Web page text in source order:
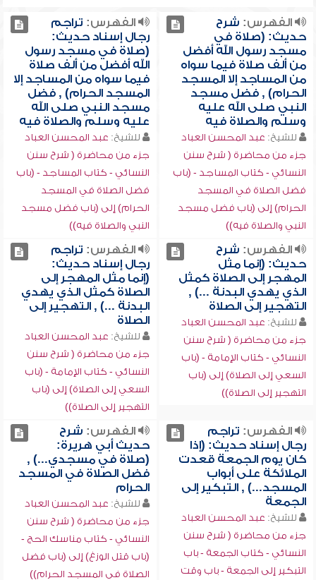
الفهرس: شرح
حديث: (صلاة في
مسجد رسول الله أفضل
من ألف صلاة فيما سواه
من المساجد إلا المسجد
الحرام) , فضل مسجد
النبي صلى الله عليه
وسلم والصلاة فيه
للشيخ: عبد المحسن العباد
جزء من محاضرة ( شرح سنن
النسائي - كتاب المساجد - (باب
فضل الصلاة في المسجد
الحرام) إلى (باب فضل مسجد
النبي والصلاة فيه))
الفهرس: تراجم
رجال إسناد حديث:
(صلاة في مسجد رسول
الله أفضل من ألف صلاة
فيما سواه من المساجد إلا
المسجد الحرام) , فضل
مسجد النبي صلى الله
عليه وسلم والصلاة فيه
للشيخ: عبد المحسن العباد
جزء من محاضرة ( شرح سنن
النسائي - كتاب المساجد - (باب
فضل الصلاة في المسجد
الحرام) إلى (باب فضل مسجد
النبي والصلاة فيه))
الفهرس: شرح
حديث: (إنما مثل
المهجر إلى الصلاة كمثل
الذي يهدي البدنة ...) ,
التهجير إلى الصلاة
للشيخ: عبد المحسن العباد
جزء من محاضرة ( شرح سنن
النسائي - كتاب الإمامة - (باب
السعي إلى الصلاة) إلى (باب
التهجير إلى الصلاة))
الفهرس: تراجم
رجال إسناد حديث:
(إنما مثل المهجر إلى
الصلاة كمثل الذي يهدي
البدنة ...) , التهجير إلى
الصلاة
للشيخ: عبد المحسن العباد
جزء من محاضرة ( شرح سنن
النسائي - كتاب الإمامة - (باب
السعي إلى الصلاة) إلى (باب
التهجير إلى الصلاة))
الفهرس: تراجم
رجال إسناد حديث: (إذا
كان يوم الجمعة قعدت
الملائكة على أبواب
المسجد...) , التبكير إلى
الجمعة
للشيخ: عبد المحسن العباد
جزء من محاضرة ( شرح سنن
النسائي - كتاب الجمعة - باب
التبكير إلى الجمعة - باب وقت
الفهرس: شرح
حديث أبي هريرة:
(صلاة في مسجدي...) ,
فضل الصلاة في المسجد
الحرام
للشيخ: عبد المحسن العباد
جزء من محاضرة ( شرح سنن
النسائي - كتاب مناسك الحج -
(باب قتل الوزغ) إلى (باب فضل
الصلاة في المسجد الحرام))